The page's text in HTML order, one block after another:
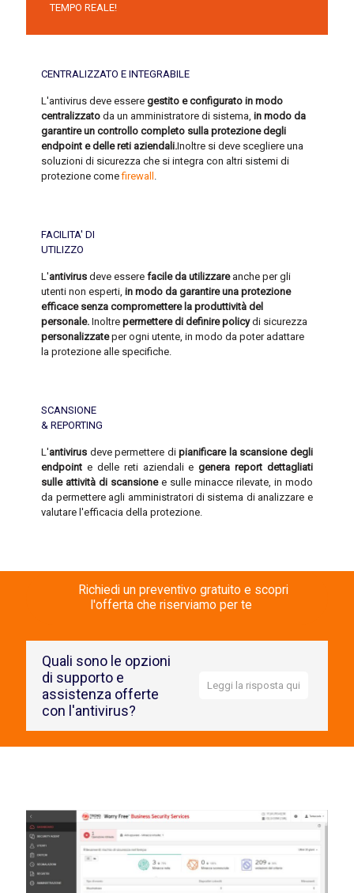
TEMPO REALE!
CENTRALIZZATO E INTEGRABILE
L'antivirus deve esseregestito e configurato in modo
centralizzato da un amministratore di sistema,in modo da
garantire un controllo completo sulla protezione degli
endpoint e delle reti aziendali.Inoltre si deve scegliere una
soluzioni di sicurezza che si integra con altri sistemi di
protezione comefirewall
FACILITA' DI
UTILIZZO
L'antivirus deve esserefacile da utilizzareanche per gli
utenti non esperti,in modo da garantire una protezione
efficace senza compromettere la produttività del
personale. Inoltre permettere di definire policydi sicurezza
personalizzateper ogni utente, in modo da poter adattare
la protezione alle specifiche.
SCANSIONE
& REPORTING
L'antivirus deve permettere dipianificare la scansione degli
endpoint e delle reti aziendali egenera report dettagliati
sulle attività di scansionee sulle minacce rilevate, in modo
da permettere agli amministratori di sistema di analizzare e
valutare l'efficacia della protezione.
Richiedi un preventivo gratuito e scopri
l'offerta che riserviamo per te
Quali sono le opzioni
di supporto e
assistenza offerte
con l'antivirus?
Leggi la risposta qui
tablet smartphone aziendali. Con la nostra offerta paghi
solo l’antivirus al mese nei pc che davvero utilizzi!